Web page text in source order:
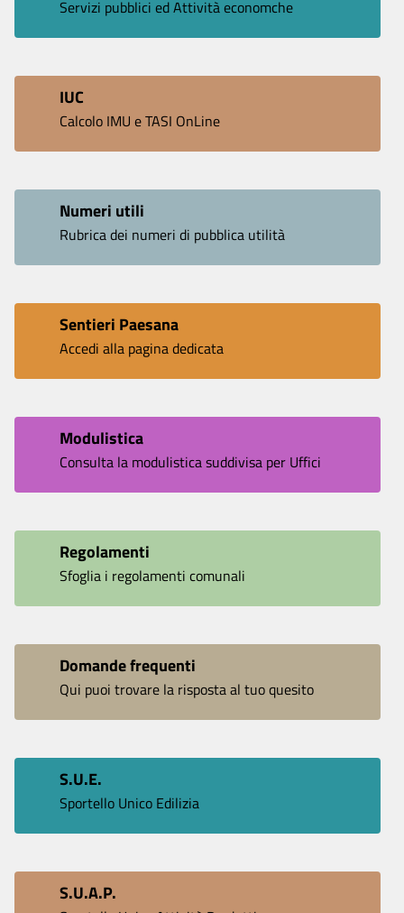
Servizi pubblici ed Attività economche
IUC
Calcolo IMU e TASI OnLine
Numeri utili
Rubrica dei numeri di pubblica utilità
Sentieri Paesana
Accedi alla pagina dedicata
Modulistica
Consulta la modulistica suddivisa per Uffici
Regolamenti
Sfoglia i regolamenti comunali
Domande frequenti
Qui puoi trovare la risposta al tuo quesito
S.U.E.
Sportello Unico Edilizia
S.U.A.P.